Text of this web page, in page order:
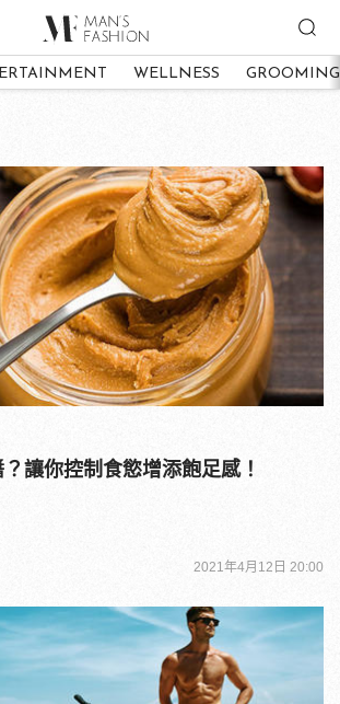
WELLNESS GROOMING
讓你控制食慾增添飽足感！
2021年4月12日 20:00